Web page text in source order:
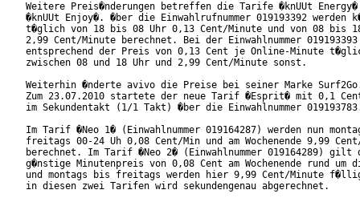
Weitere Preis�nderungen betreffen die Tarife �knUUt Energy�
�knUUt Enjoy�. �ber die Einwahlrufnummer 019193392 werden
t�glich von 18 bis 08 Uhr 0,13 Cent/Minute und von 08 bis
2,99 Cent/Minute berechnet. Bei der Einwahlnummer
entsprechend der Preis von 0,13 Cent je Online-Minute
zwischen 08 und 18 Uhr und 2,99 Cent/Minute sonst.
Weiterhin �nderte avivo die Preise bei seiner Marke
Zum 23.07.2010 startete der neue Tarif �Esprit� mit 0,1
im Sekundentakt (1/1 Takt) �ber die Einwahlnummer
Im Tarif �Neo 1� (Einwahlnummer 019164287) werden nun
freitags 00-24 Uh 0,08 Cent/Min und am Wochenende 9,99
berechnet. Im Tarif �Neo 2� (Einwahlnummer 019164289) gilt
g�nstige Minutenpreis von 0,08 Cent am Wochenende rund um
und montags bis freitags werden hier 9,99 Cent/Minute
in diesen zwei Tarifen wird sekundengenau abgerechnet.